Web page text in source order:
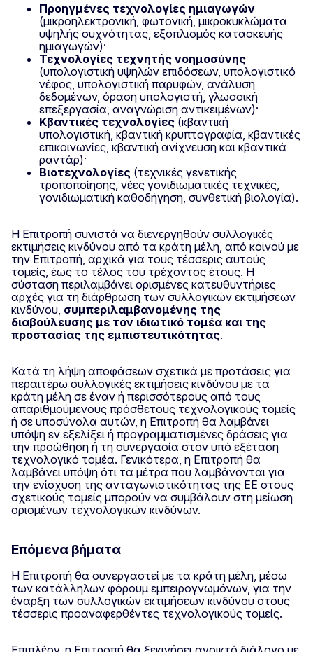
Προηγμένες τεχνολογίες ημιαγωγών
(μικροηλεκτρονική, φωτονική, μικροκυκλώματα
υψηλής συχνότητας, εξοπλισμός κατασκευής
ημιαγωγών)·
Τεχνολογίες τεχνητής νοημοσύνης
(υπολογιστική υψηλών επιδόσεων, υπολογιστικό
νέφος, υπολογιστική παρυφών, ανάλυση
δεδομένων, όραση υπολογιστή, γλωσσική
επεξεργασία, αναγνώριση αντικειμένων)·
Κβαντικές τεχνολογίες (κβαντική
υπολογιστική, κβαντική κρυπτογραφία, κβαντικές
επικοινωνίες, κβαντική ανίχνευση και κβαντικά
ραντάρ)·
Βιοτεχνολογίες (τεχνικές γενετικής
τροποποίησης, νέες γονιδιωματικές τεχνικές,
γονιδιωματική καθοδήγηση, συνθετική βιολογία).
Η Επιτροπή συνιστά να διενεργηθούν συλλογικές
εκτιμήσεις κινδύνου από τα κράτη μέλη, από κοινού με
την Επιτροπή, αρχικά για τους τέσσερις αυτούς
τομείς, έως το τέλος του τρέχοντος έτους. Η
σύσταση περιλαμβάνει ορισμένες κατευθυντήριες
αρχές για τη διάρθρωση των συλλογικών εκτιμήσεων
κινδύνου, συμπεριλαμβανομένης της
διαβούλευσης με τον ιδιωτικό τομέα και της
προστασίας της εμπιστευτικότητας.
Κατά τη λήψη αποφάσεων σχετικά με προτάσεις για
περαιτέρω συλλογικές εκτιμήσεις κινδύνου με τα
κράτη μέλη σε έναν ή περισσότερους από τους
απαριθμούμενους πρόσθετους τεχνολογικούς τομείς
ή σε υποσύνολα αυτών, η Επιτροπή θα λαμβάνει
υπόψη εν εξελίξει ή προγραμματισμένες δράσεις για
την προώθηση ή τη συνεργασία στον υπό εξέταση
τεχνολογικό τομέα. Γενικότερα, η Επιτροπή θα
λαμβάνει υπόψη ότι τα μέτρα που λαμβάνονται για
την ενίσχυση της ανταγωνιστικότητας της ΕΕ στους
σχετικούς τομείς μπορούν να συμβάλουν στη μείωση
ορισμένων τεχνολογικών κινδύνων.
Επόμενα βήματα
Η Επιτροπή θα συνεργαστεί με τα κράτη μέλη, μέσω
των κατάλληλων φόρουμ εμπειρογνωμόνων, για την
έναρξη των συλλογικών εκτιμήσεων κινδύνου στους
τέσσερις προαναφερθέντες τεχνολογικούς τομείς.